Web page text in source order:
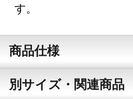
す。
商品仕様
別サイズ・関連商品